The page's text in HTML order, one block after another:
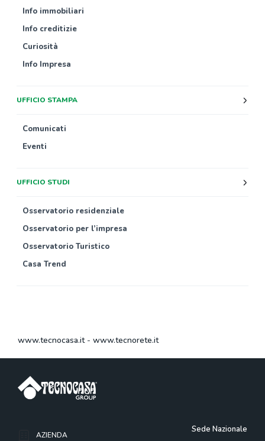
Info immobiliari
Info creditizie
Curiosità
Info Impresa
UFFICIO STAMPA
Comunicati
Eventi
UFFICIO STUDI
Osservatorio residenziale
Osservatorio per l’impresa
Osservatorio Turistico
Casa Trend
www.tecnocasa.it- www.tecnorete.it
AZIENDA
Sede Nazionale